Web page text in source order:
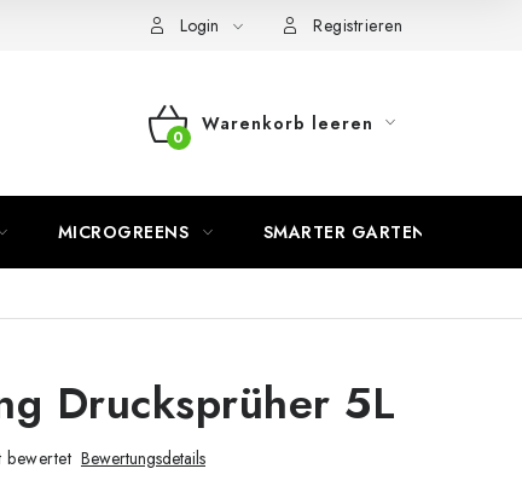
Login Registrieren
WARENKORB
Warenkorb leeren
MICROGREENS SMARTER GARTEN
Drucksprüher 5L
bewertet Bewertungsdetails